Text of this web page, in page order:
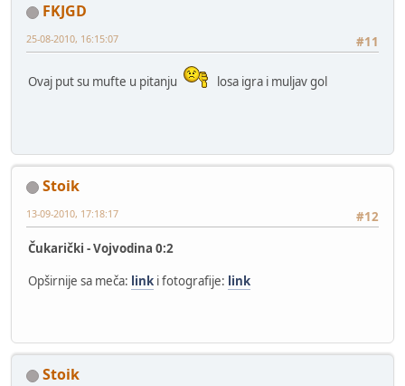
FKJGD
#11
25-08-2010, 16:15:07
Ovaj put su mufte u pitanju losa igra i muljav gol
Stoik
#12
13-09-2010, 17:18:17
Čukarički - Vojvodina 0:2
Opširnije sa meča: link i fotografije: link
Stoik